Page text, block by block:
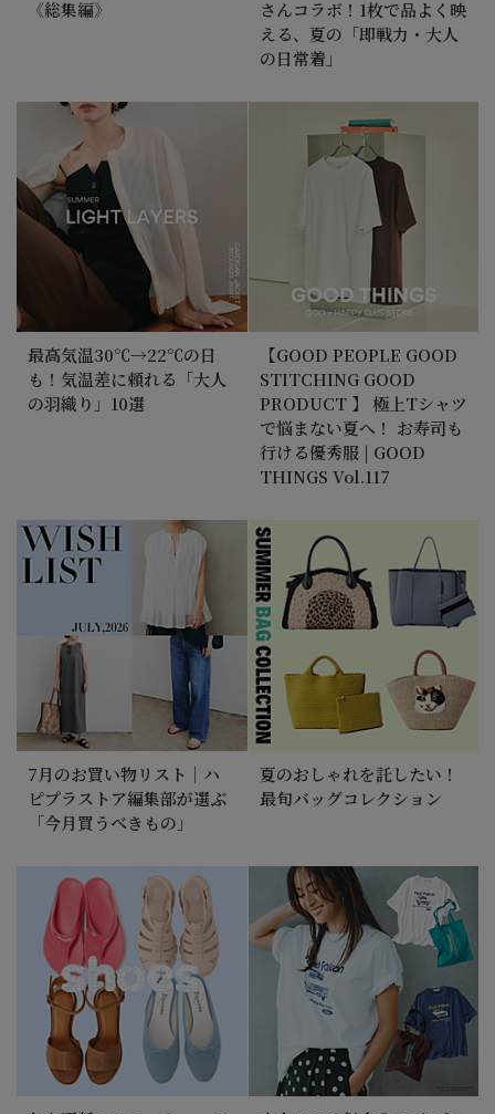
《総集編》
さんコラボ！1枚で品よく映
える、夏の「即戦力・大人
の日常着」
最高気温30℃→22℃の日
も！気温差に頼れる「大人
の羽織り」10選
【GOOD PEOPLE GOOD
STITCHING GOOD
PRODUCT 】 極上Tシャツ
で悩まない夏へ！ お寿司も
行ける優秀服 | GOOD
THINGS Vol.117
7月のお買い物リスト｜ハ
ピプラストア編集部が選ぶ
「今月買うべきもの」
夏のおしゃれを託したい！
最旬バッグコレクション